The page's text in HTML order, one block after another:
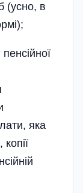
(усно, в
яка